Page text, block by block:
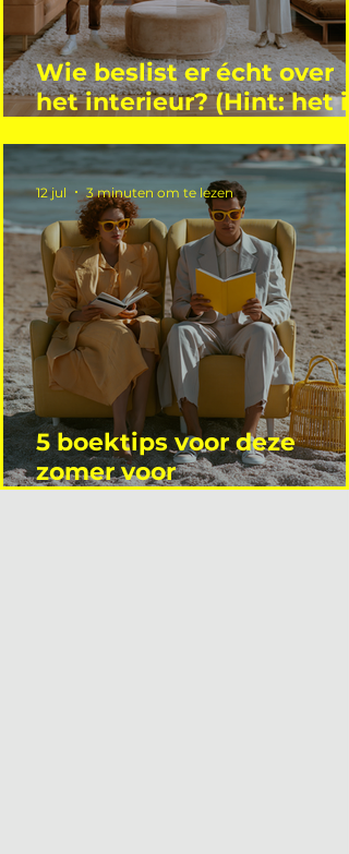
Wie beslist er écht over
het interieur? (Hint: het is
5 boektips voor deze
zomer voor
12 jul 3 minuten om te lezen